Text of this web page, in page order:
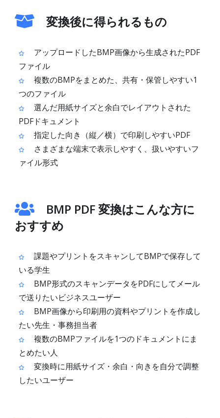
変換後に得られるもの
アップロードしたBMP画像から生成されたPDF
ファイル
複数のBMPをまとめた、共有・保管しやすい1
つのファイル
選んだ用紙サイズと余白でレイアウトされた
PDFドキュメント
指定した向き（縦／横）で印刷しやすいPDF
さまざまな端末で表示しやすく、扱いやすいフ
ァイル形式
BMP PDF 変換はこんな方に
おすすめ
課題やプリントをスキャンしてBMPで保存して
いる学生
BMP形式のスキャンデータをPDFにしてメール
で送りたいビジネスユーザー
BMP画像から印刷用の資料やプリントを作成し
たい先生・事務担当者
複数のBMPファイルを1つのドキュメントにま
とめたい人
変換時に用紙サイズ・余白・向きを自分で調整
したいユーザー